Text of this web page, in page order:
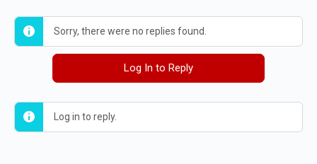
Sorry, there were no replies found.
Log In to Reply
Log in to reply.